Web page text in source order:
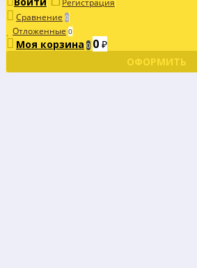
Регистрация
Сравнение 0
Отложенные 0
Моя корзина 0 0 ₽
ОФОРМИТЬ